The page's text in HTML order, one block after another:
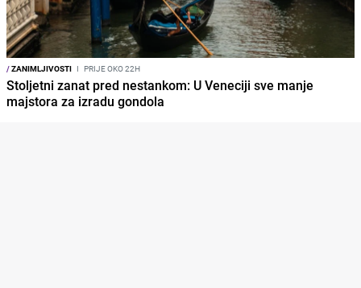
/ZANIMLJIVOSTI I PRIJE OKO 22H
Stoljetni zanat pred nestankom: U Veneciji sve manje
majstora za izradu gondola